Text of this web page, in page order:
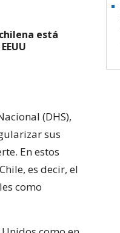
está
(DHS),
sus
En estos
es decir, el
como